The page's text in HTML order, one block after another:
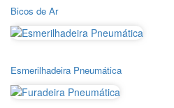
Bicos de Ar
Esmerilhadeira Pneumática